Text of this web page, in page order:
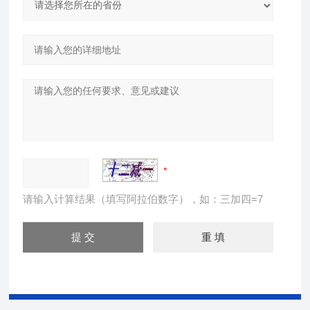
请输入计算结果（填写阿拉伯数字），如：三加四=7